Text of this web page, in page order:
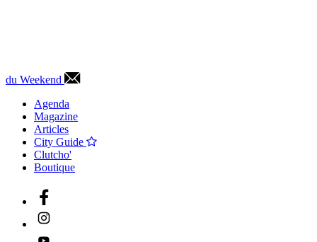
du Weekend
Agenda
Magazine
Articles
City Guide
Clutcho'
Boutique